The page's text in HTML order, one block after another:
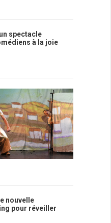
spectacle
à la joie
nouvelle
pour réveiller